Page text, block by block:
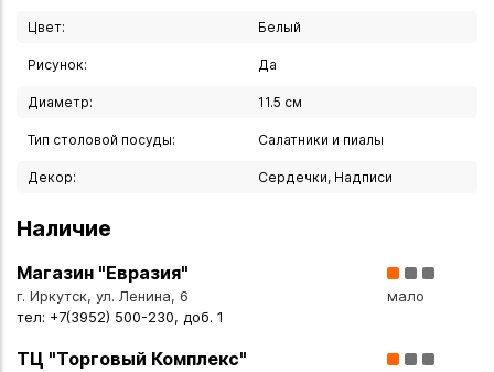
Цвет: Белый
Рисунок: Да
Диаметр: 11.5 см
Тип столовой посуды: Салатники и пиалы
Декор: Сердечки, Надписи
Наличие
Магазин "Евразия"
г. Иркутск, ул. Ленина, 6
тел: +7(3952) 500-230, доб. 1
мало
ТЦ "Торговый Комплекс"